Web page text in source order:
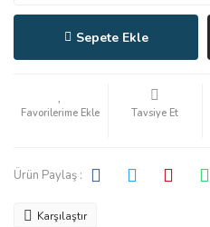
Sepete Ekle
Tavsiye Et
Ürün Paylaş :
Karşılaştır